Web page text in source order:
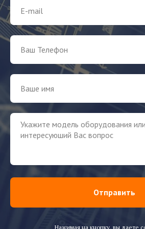
Отправить
Нажимая на кнопку, вы даете